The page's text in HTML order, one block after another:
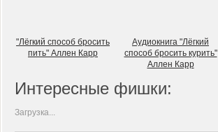
"Лёгкий способ бросить
пить" Аллен Карр
Аудиокнига "Лёгкий
способ бросить курить"
Аллен Карр
Интересные фишки:
Загрузка...